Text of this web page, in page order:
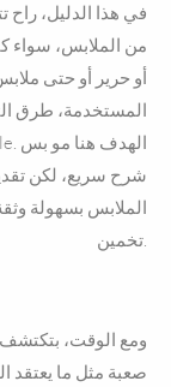
في هذا الدليل، راح
من الملابس، سواء
أو حرير أو حتى
المستخدمة، طرق
شرح سريع، لكن
الملابس بسهولة
تخمين.
ومع الوقت،
صعبة مثل ما يعتقد